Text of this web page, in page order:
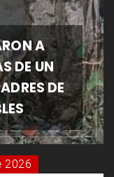
A
DE UN
DE
2026